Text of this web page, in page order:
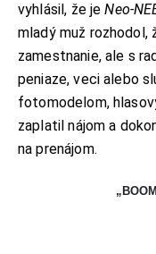
vyhlásil, že jeNeo-
mladý muž rozhodol,
zamestnanie, ale s
peniaze, veci alebo
fotomodelom,
zaplatil nájom a
na prenájom.